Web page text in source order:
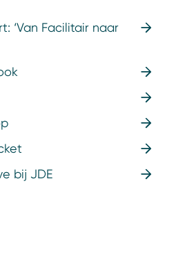
‘Van Facilitair naar
bij JDE